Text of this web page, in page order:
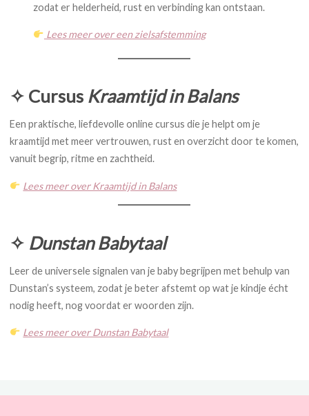
zodat er helderheid, rust en verbinding kan ontstaan.
Lees meer over een zielsafstemming
✧ Cursus Kraamtijd in Balans
Een praktische, liefdevolle online cursus die je helpt om je
kraamtijd met meer vertrouwen, rust en overzicht door te komen,
vanuit begrip, ritme en zachtheid.
Lees meer over Kraamtijd in Balans
✧ Dunstan Babytaal
Leer de universele signalen van je baby begrijpen met behulp van
Dunstan’s systeem, zodat je beter afstemt op wat je kindje écht
nodig heeft, nog voordat er woorden zijn.
Lees meer over Dunstan Babytaal